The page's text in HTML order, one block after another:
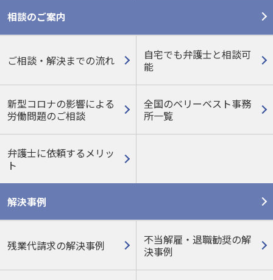
相談のご案内
ご相談・解決までの流れ
自宅でも弁護士と相談可
能
新型コロナの影響による
労働問題のご相談
全国のベリーベスト事務
所一覧
弁護士に依頼するメリッ
ト
解決事例
残業代請求の解決事例
不当解雇・退職勧奨の解
決事例